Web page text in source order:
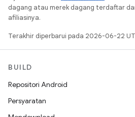
dagang atau merek dagang terdaftar
afiliasinya.
Terakhir diperbarui pada 2026-06-22
BUILD
Repositori Android
Persyaratan